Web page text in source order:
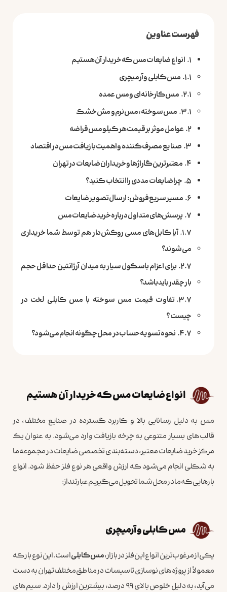
فهرست عناوین
انواع ضایعات مس که خریدار آن هستیم
مس کابلی و آرمیچری
مس کارخانه ای و مس عمده
مس سوخته، مس نرم و مش خشک
عوامل موثر بر قیمت هر کیلو مس قراضه
صنایع مصرف‌کننده و اهمیت بازیافت مس در اقتصاد
معتبرترین گاراژها و خریداران ضایعات در تهران
چرا ضایعات مددی را انتخاب کنید؟
مسیر سریع فروش: ارسال تصویر ضایعات
پرسش‌های متداول درباره خرید ضایعات مس
آیا کابل‌های مسی روکش‌دار هم توسط شما خریداری
می‌شوند؟
برای اعزام باسکول سیار به میدان آرژانتین حداقل حجم
بار چقدر باید باشد؟
تفاوت قیمت مس سوخته با مس کابلی لخت در
چیست؟
نحوه تسویه حساب در محل چگونه انجام می‌شود؟
انواع ضایعات مس که خریدار آن هستیم
مس به دلیل رسانایی بالا و کاربرد گسترده در صنایع مختلف، در
قالب‌های بسیار متنوعی به چرخه بازیافت وارد می‌شود. به عنوان یک
مرکز خرید ضایعات معتبر، دسته‌بندی تخصصی ضایعات در مجموعه ما
به شکلی انجام می‌شود که ارزش واقعی هر نوع فلز حفظ شود. انواع
بارهایی که ما در محل شما تحویل می‌گیریم عبارتند از:
مس کابلی و آرمیچری
یکی از مرغوب‌ترین انواع این فلز در بازار،مس کابلیاست. این نوع بار که
معمولاً از پروژه‌های نوسازی تاسیسات در مناطق مختلف تهران به دست
می‌آید، به دلیل خلوص بالای ۹۹ درصد، بیشترین ارزش را دارد. سیم‌های